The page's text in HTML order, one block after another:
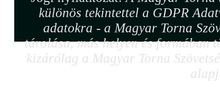
különös tekintettel a GDPR
adatokra - a Magyar Torna
tárolása, más helyen és formában
kizárólag a Magyar Torna